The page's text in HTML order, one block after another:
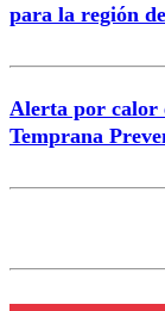
para la región
Alerta por calor
Temprana